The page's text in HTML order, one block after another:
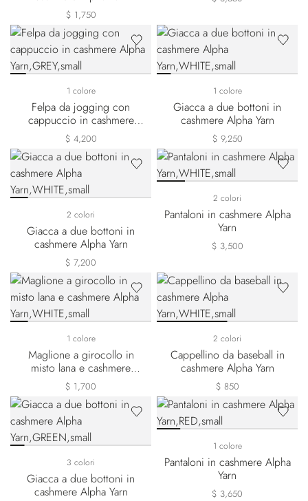
$ 1,750
1 colore
Felpa da jogging con
cappuccio in cashmere
Alpha Yarn
$ 4,200
1 colore
Giacca a due bottoni in
cashmere Alpha Yarn
$ 9,250
2 colori
Giacca a due bottoni in
cashmere Alpha Yarn
$ 7,200
2 colori
Pantaloni in cashmere Alpha
Yarn
$ 3,500
1 colore
Maglione a girocollo in
misto lana e cashmere
Alpha Yarn
$ 1,700
2 colori
Cappellino da baseball in
cashmere Alpha Yarn
$ 850
3 colori
Giacca a due bottoni in
cashmere Alpha Yarn
1 colore
Pantaloni in cashmere Alpha
Yarn
$ 3,650